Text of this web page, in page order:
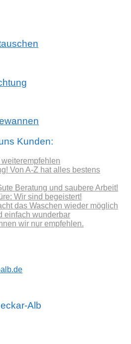
Kunden:
Von A-Z hat alles bestens
Beratung und saubere Arbeit!
Wir sind begeistert!
das Waschen wieder möglich
einfach wunderbar
wir nur empfehlen.
Alb